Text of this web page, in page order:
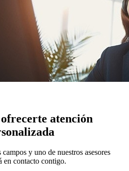
atención
y uno de nuestros asesores
en contacto contigo.